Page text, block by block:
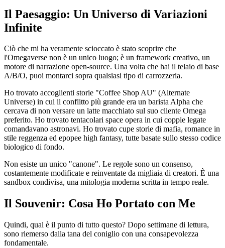
Il Paesaggio: Un Universo di Variazioni
Infinite
Ciò che mi ha veramente scioccato è stato scoprire che
l'Omegaverse non è un unico luogo; è un framework creativo, un
motore di narrazione open-source. Una volta che hai il telaio di base
A/B/O, puoi montarci sopra qualsiasi tipo di carrozzeria.
Ho trovato accoglienti storie "Coffee Shop AU" (Alternate
Universe) in cui il conflitto più grande era un barista Alpha che
cercava di non versare un latte macchiato sul suo cliente Omega
preferito. Ho trovato tentacolari space opera in cui coppie legate
comandavano astronavi. Ho trovato cupe storie di mafia, romance in
stile reggenza ed epopee high fantasy, tutte basate sullo stesso codice
biologico di fondo.
Non esiste un unico "canone". Le regole sono un consenso,
costantemente modificate e reinventate da migliaia di creatori. È una
sandbox condivisa, una mitologia moderna scritta in tempo reale.
Il Souvenir: Cosa Ho Portato con Me
Quindi, qual è il punto di tutto questo? Dopo settimane di lettura,
sono riemerso dalla tana del coniglio con una consapevolezza
fondamentale.